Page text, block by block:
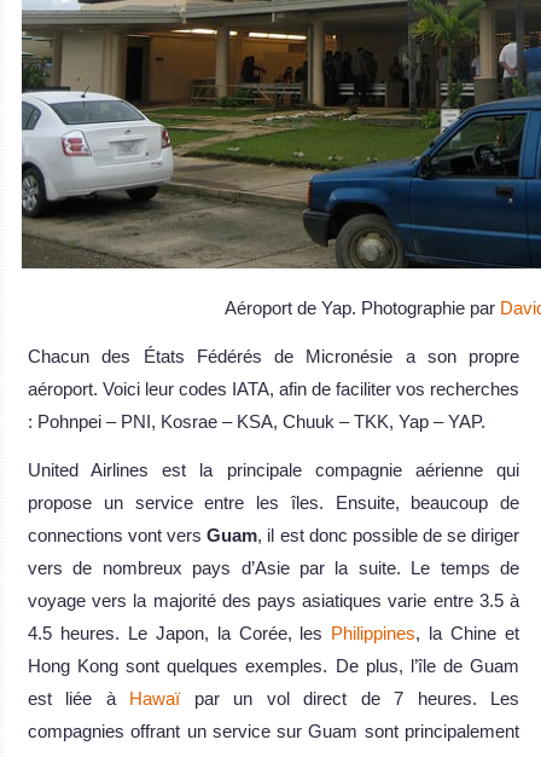
Aéroport de Yap. Photographie par
Chacun des États Fédérés de Micronésie a son propre
aéroport. Voici leur codes IATA, afin de faciliter vos recherches
: Pohnpei – PNI, Kosrae – KSA, Chuuk – TKK, Yap – YAP.
United Airlines est la principale compagnie aérienne qui
propose un service entre les îles. Ensuite, beaucoup de
connections vont versGuam, il est donc possible de se diriger
vers de nombreux pays d’Asie par la suite. Le temps de
voyage vers la majorité des pays asiatiques varie entre 3.5 à
4.5 heures. Le Japon, la Corée, les Philippines, la Chine et
Hong Kong sont quelques exemples. De plus, l’île de Guam
est liée à Hawaïpar un vol direct de 7 heures. Les
compagnies offrant un service sur Guam sont principalement